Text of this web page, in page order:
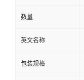
数量
英文名称
包装规格